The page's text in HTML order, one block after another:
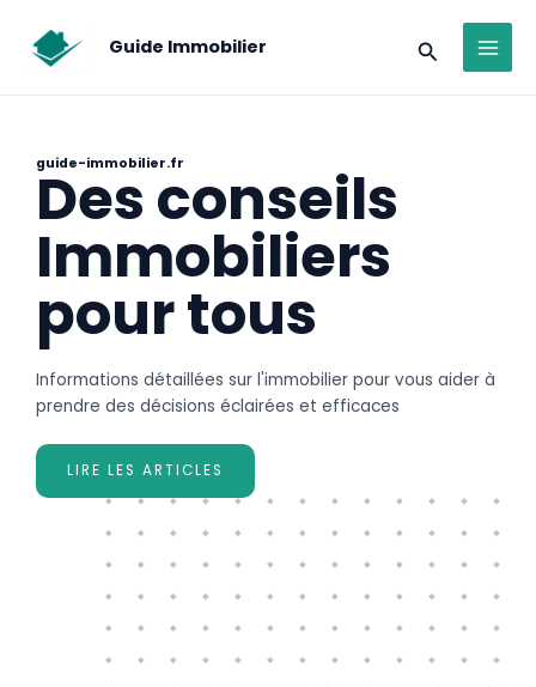
contenu
Guide Immobilier
guide-immobilier.fr
Des conseils
Immobiliers
pour tous
Informations détaillées sur l'immobilier pour vous aider à
prendre des décisions éclairées et efficaces
LIRE LES ARTICLES